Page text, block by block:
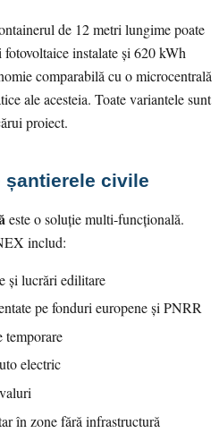
de 12 metri lungime poate
instalate și 620 kWh
comparabilă cu o microcentrală
ale acesteia. Toate variantele sunt
proiect.
civile
este o soluție multi-funcțională.
includ:
și lucrări edilitare
pe fonduri europene și PNRR
temporare
electric
în zone fără infrastructură